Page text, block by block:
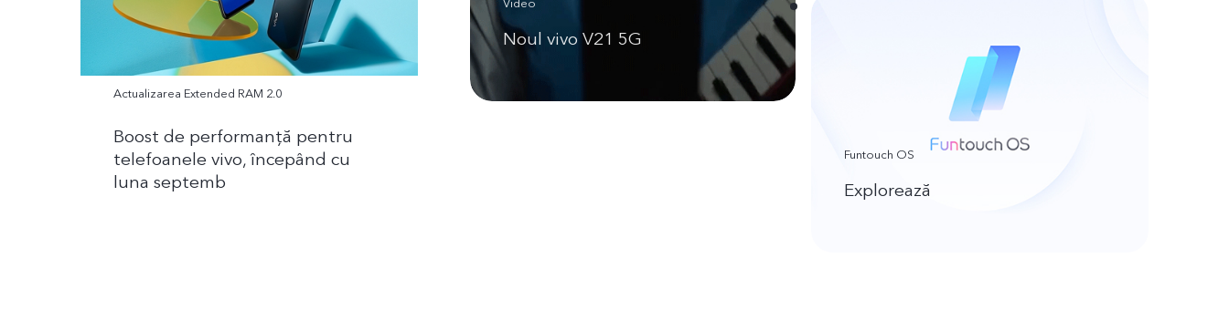
Video
Noul vivo V21 5G
Actualizarea Extended RAM 2.0
Boost de performanţă pentru
telefoanele vivo, începând cu
luna septemb
Funtouch OS
Explorează